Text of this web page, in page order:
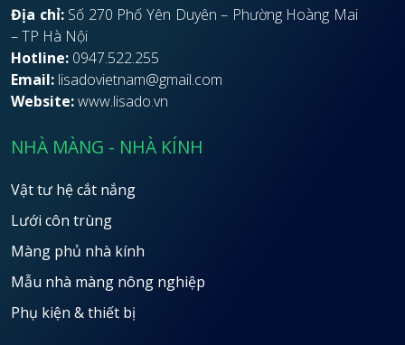
Địa chỉ:Số 270 Phố Yên Duyên – Phường Hoàng Mai
– TP Hà Nội
Hotline: 0947.522.255
Email: lisadovietnam@gmail.com
Website:www.lisado.vn
NHÀ MÀNG - NHÀ KÍNH
Vật tư hệ cắt nắng
Lưới côn trùng
Màng phủ nhà kính
Mẫu nhà màng nông nghiệp
Phụ kiện & thiết bị